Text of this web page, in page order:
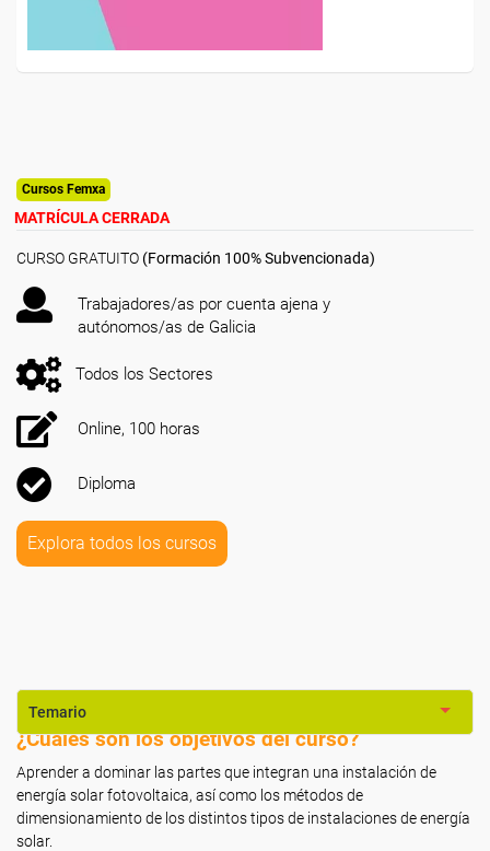
Cursos Femxa
MATRÍCULA CERRADA
CURSO GRATUITO (Formación 100% Subvencionada)
Trabajadores/as por cuenta ajena y
autónomos/as de Galicia
Todos los Sectores
Online, 100 horas
Diploma
Explora todos los cursos
Temario
¿Cuáles son los objetivos del curso?
Aprender a dominar las partes que integran una instalación de
energía solar fotovoltaica, así como los métodos de
dimensionamiento de los distintos tipos de instalaciones de energía
solar.